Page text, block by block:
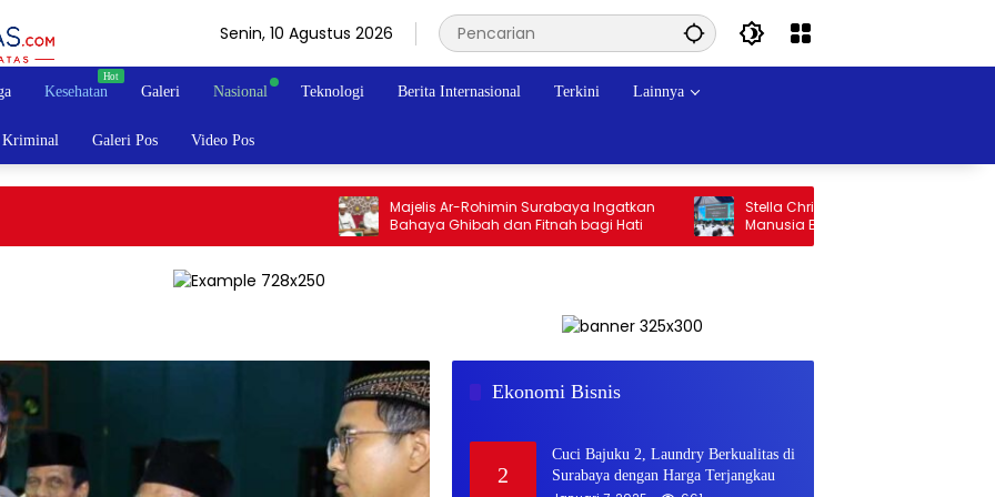
Senin, 10 Agustus 2026
Kesehatan Galeri Nasional Teknologi Berita Internasional Terkini Lainnya
Kriminal Galeri Pos Video Pos
Majelis Ar-Rohimin Surabaya Ingatkan
Bahaya Ghibah dan Fitnah bagi Hati
Stella Christie: AI Tak Bisa Gantikan Cara
Manusia Berpikir Kritis
Ekonomi Bisnis
Juli 18, 2018
2
Cuci Bajuku 2, Laundry Berkualitas di
Surabaya dengan Harga Terjangkau